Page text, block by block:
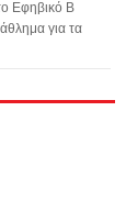
Εφηβικό Β
για τα